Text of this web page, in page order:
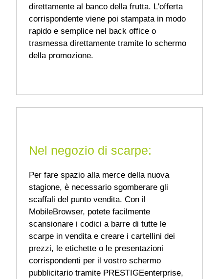
direttamente al banco della frutta. L'offerta
corrispondente viene poi stampata in modo
rapido e semplice nel back office o
trasmessa direttamente tramite lo schermo
della promozione.
Nel negozio di scarpe:
Per fare spazio alla merce della nuova
stagione, è necessario sgomberare gli
scaffali del punto vendita. Con il
MobileBrowser, potete facilmente
scansionare i codici a barre di tutte le
scarpe in vendita e creare i cartellini dei
prezzi, le etichette o le presentazioni
corrispondenti per il vostro schermo
pubblicitario tramite PRESTIGEenterprise,